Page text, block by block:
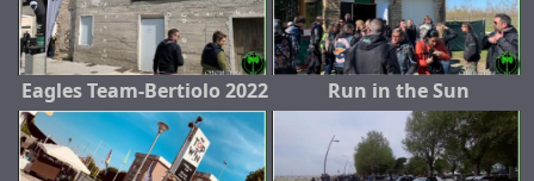
Eagles Team-Bertiolo 2022 Run in the Sun